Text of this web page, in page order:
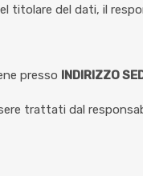
titolare del dati, il
presso INDIRIZZO
trattati dal